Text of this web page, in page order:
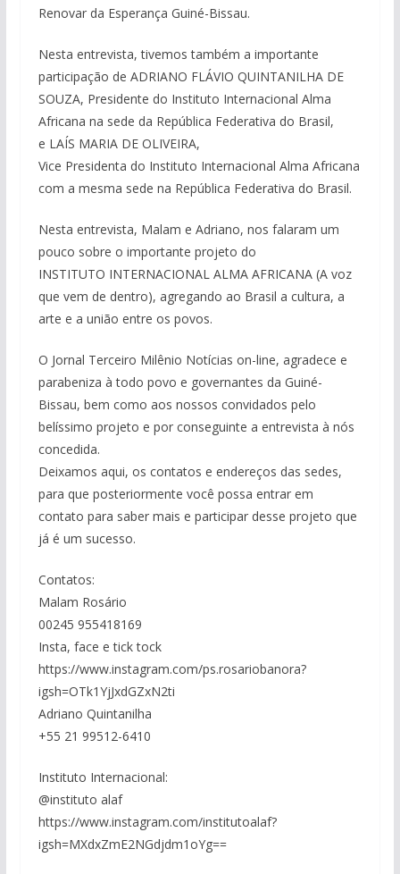
Renovar da Esperança Guiné-Bissau.
Nesta entrevista, tivemos também a importante
participação de ADRIANO FLÁVIO QUINTANILHA DE
SOUZA, Presidente do Instituto Internacional Alma
Africana na sede da República Federativa do Brasil,
e LAÍS MARIA DE OLIVEIRA,
Vice Presidenta do Instituto Internacional Alma Africana
com a mesma sede na República Federativa do Brasil.
Nesta entrevista, Malam e Adriano, nos falaram um
pouco sobre o importante projeto do
INSTITUTO INTERNACIONAL ALMA AFRICANA (A voz
que vem de dentro), agregando ao Brasil a cultura, a
arte e a união entre os povos.
O Jornal Terceiro Milênio Notícias on-line, agradece e
parabeniza à todo povo e governantes da Guiné-
Bissau, bem como aos nossos convidados pelo
belíssimo projeto e por conseguinte a entrevista à nós
concedida.
Deixamos aqui, os contatos e endereços das sedes,
para que posteriormente você possa entrar em
contato para saber mais e participar desse projeto que
já é um sucesso.
Contatos:
Malam Rosário
00245 955418169
Insta, face e tick tock
https://www.instagram.com/ps.rosariobanora?
igsh=OTk1YjJxdGZxN2ti
Adriano Quintanilha
+55 21 99512-6410
Instituto Internacional:
@instituto alaf
https://www.instagram.com/institutoalaf?
igsh=MXdxZmE2NGdjdm1oYg==